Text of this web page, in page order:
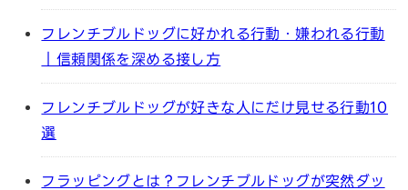
フレンチブルドッグに好かれる行動・嫌われる行動
｜信頼関係を深める接し方
フレンチブルドッグが好きな人にだけ見せる行動10
選
フラッピングとは？フレンチブルドッグが突然ダッ